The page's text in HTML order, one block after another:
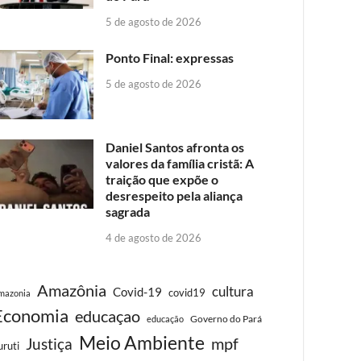
5 de agosto de 2026
Ponto Final: expressas
5 de agosto de 2026
Daniel Santos afronta os
valores da família cristã: A
traição que expõe o
desrespeito pela aliança
sagrada
4 de agosto de 2026
Amazônia Covid-19 covid19 cultura
educaçao educação Governo do Pará
Justiça Meio Ambiente mpf